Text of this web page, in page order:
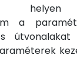
helyen
a